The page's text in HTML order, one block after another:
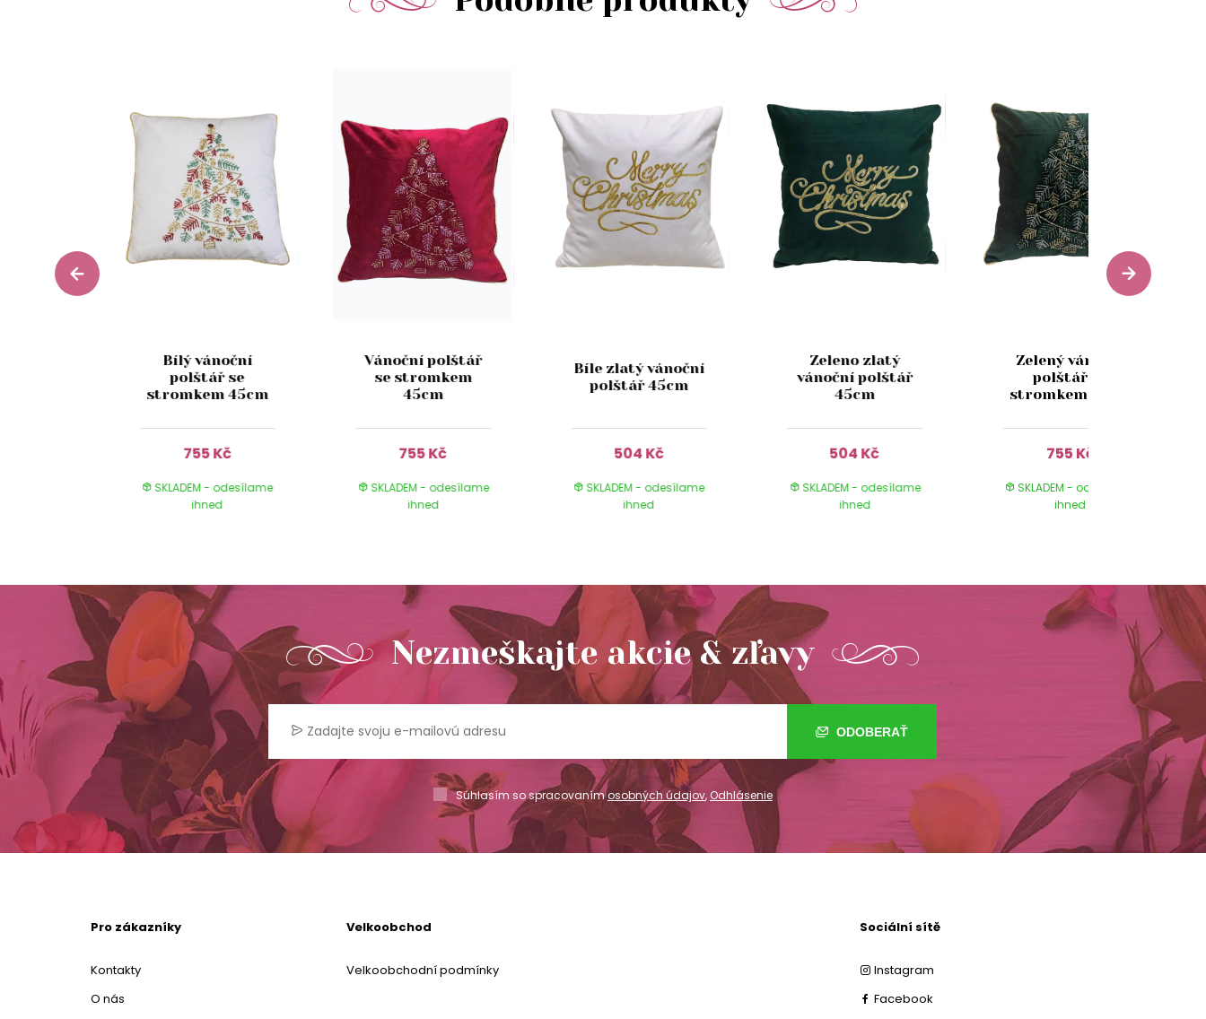
Bílý vánoční
polštář se
stromkem 45cm
755 Kč
SKLADEM - odesílame
ihned
Vánoční polštář
se stromkem
45cm
755 Kč
SKLADEM - odesílame
ihned
Bíle zlatý vánoční
polštář 45cm
504 Kč
SKLADEM - odesílame
ihned
Zeleno zlatý
vánoční polštář
45cm
504 Kč
SKLADEM - odesílame
ihned
Zelený vánoční
polštář se
stromkem 45cm
755 Kč
SKLADEM - odesílame
ihned
Nezmeškajte akcie & zľavy
ODOBERAŤ
Súhlasím so spracovanímosobných údajov,Odhlásenie
Pro zákazníky
Kontakty
O nás
Velkoobchod
Velkoobchodní podmínky
Sociální sítě
Instagram
Facebook